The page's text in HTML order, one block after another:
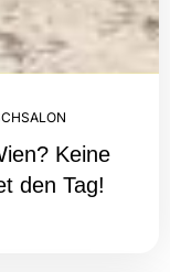
Keine
den Tag!